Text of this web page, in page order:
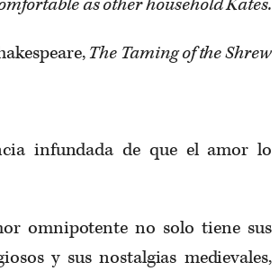
as other household Kates.
The Taming of the Shrew
infundada de que el amor lo
omnipotente no solo tiene sus
y sus nostalgias medievales,